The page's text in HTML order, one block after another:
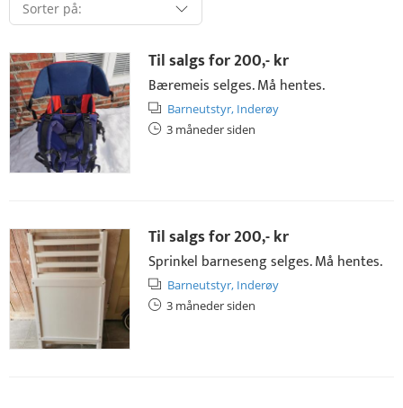
Til salgs for200,- kr
Bæremeis selges. Må hentes.
Barneutstyr, Inderøy
3 måneder siden
Til salgs for200,- kr
Sprinkel barneseng selges. Må hentes.
Barneutstyr, Inderøy
3 måneder siden